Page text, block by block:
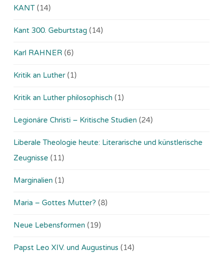
KANT (14)
Kant 300. Geburtstag (14)
Karl RAHNER (6)
Kritik an Luther (1)
Kritik an Luther philosophisch (1)
Legionäre Christi – Kritische Studien (24)
Liberale Theologie heute: Literarische und künstlerische
Zeugnisse (11)
Marginalien (1)
Maria – Gottes Mutter? (8)
Neue Lebensformen (19)
Papst Leo XIV. und Augustinus (14)